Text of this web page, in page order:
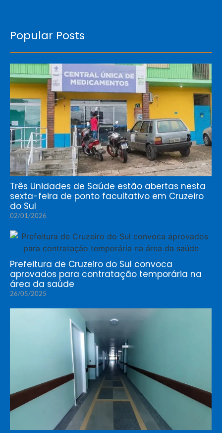
Popular Posts
Três Unidades de Saúde estão abertas nesta
sexta-feira de ponto facultativo em Cruzeiro
do Sul
02/01/2026
Prefeitura de Cruzeiro do Sul convoca
aprovados para contratação temporária na
área da saúde
26/05/2025